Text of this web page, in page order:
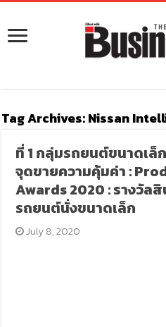
Tag Archives:Nissan
ที่ 1 กลุ่มรถยนต์ขนาดเล็
จุดขายความคุ้มค่า :
Awards 2020 : รางวัล
รถยนต์นั่งขนาดเล็ก
July 8, 2020